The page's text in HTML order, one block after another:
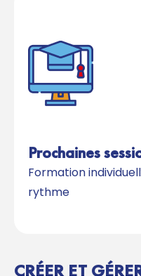
Prochaines
Formation
rythme
CRÉER ET